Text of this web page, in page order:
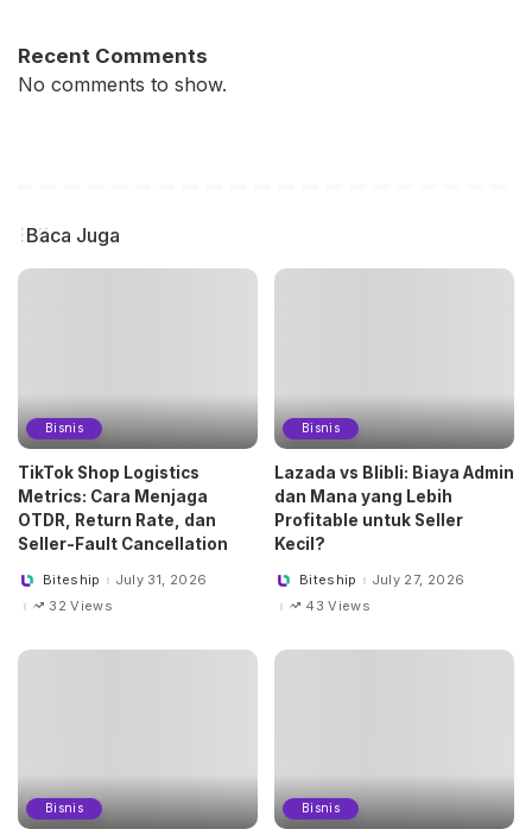
Recent Comments
No comments to show.
Baca Juga
Bisnis
TikTok Shop Logistics
Metrics: Cara Menjaga
OTDR, Return Rate, dan
Seller-Fault Cancellation
PostedBiteship
July 31, 2026
32 Views
Bisnis
Lazada vs Blibli: Biaya Admin
dan Mana yang Lebih
Profitable untuk Seller
Kecil?
PostedBiteship
July 27, 2026
43 Views
Bisnis Bisnis